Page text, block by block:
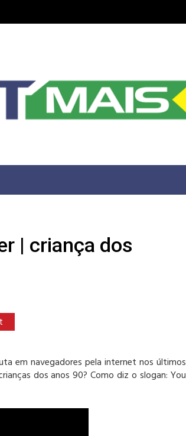
| criança dos
em navegadores pela internet nos últimos
dos anos 90? Como diz o slogan: You